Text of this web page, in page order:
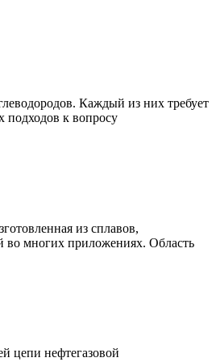
Каждый из них требует
подходов к вопросу
из сплавов,
во многих приложениях. Область
цепи нефтегазовой